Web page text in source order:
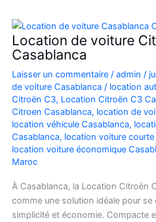
Diesel
à
Casablanca
Louer
Facilement
Location de voiture
Casablanca
Laisser un commentaire / admin /
de voiture Casablanca / location
Citroën C3, Location Citroën C3
Citroen Casablanca, location de
location véhicule Casablanca,
Casablanca, location voiture
location voiture économique
Maroc
À Casablanca, la Location Citroën
comme une solution idéale pour
simplicité et économie. Compacte